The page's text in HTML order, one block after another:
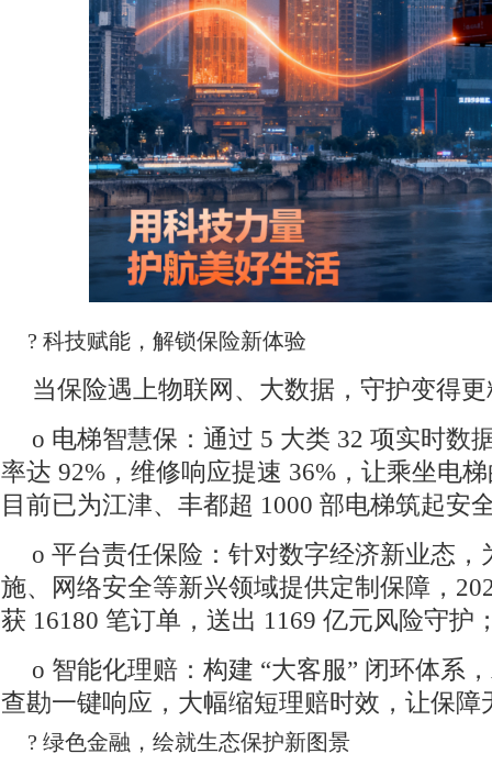
? 科技赋能，解锁保险新体验
当保险遇上物联网、大数据，守护变得
o 电梯智慧保：通过 5 大类 32 项实时数
率达 92%，维修响应提速 36%，让乘坐电
目前已为江津、丰都超 1000 部电梯筑起安
o 平台责任保险：针对数字经济新业态，
施、网络安全等新兴领域提供定制保障，
获 16180 笔订单，送出 1169 亿元风险守护
o 智能化理赔：构建 “大客服” 闭环体系
查勘一键响应，大幅缩短理赔时效，让保障
? 绿色金融，绘就生态保护新图景